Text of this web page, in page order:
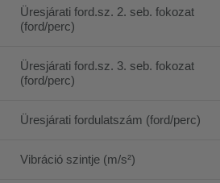
Üresjárati ford.sz. 2. seb. fokozat
(ford/perc)
Üresjárati ford.sz. 3. seb. fokozat
(ford/perc)
Üresjárati fordulatszám (ford/perc)
Vibráció szintje (m/s²)